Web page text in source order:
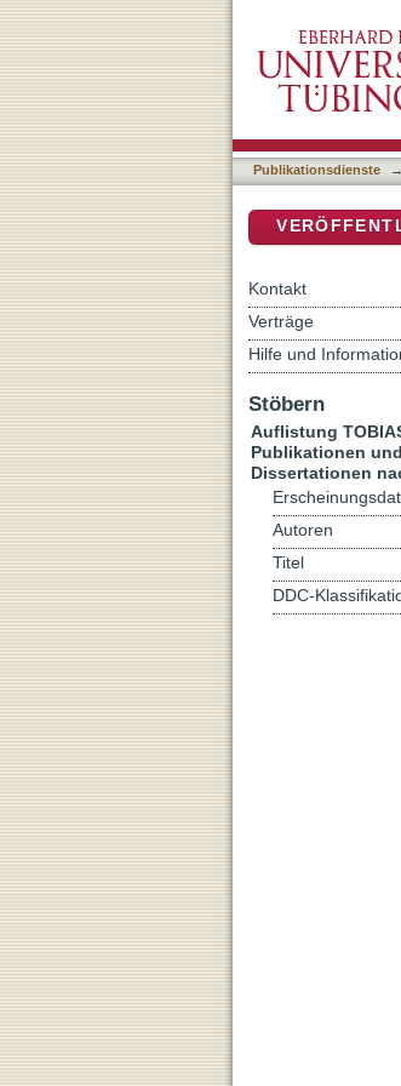
Publikationsdienste →
Kontakt
Verträge
Hilfe und
Stöbern
Auflistung
Publikationen und
Dissertationen
Autoren
Titel
DDC-